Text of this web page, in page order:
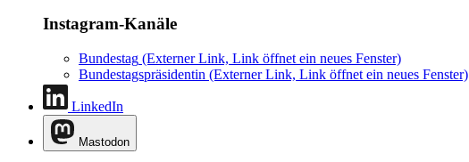
Instagram-Kanäle
Bundestag (Externer Link, Link öffnet ein neues Fenster)
Bundestagspräsidentin (Externer Link, Link öffnet ein neues Fenster)
LinkedIn
Mastodon